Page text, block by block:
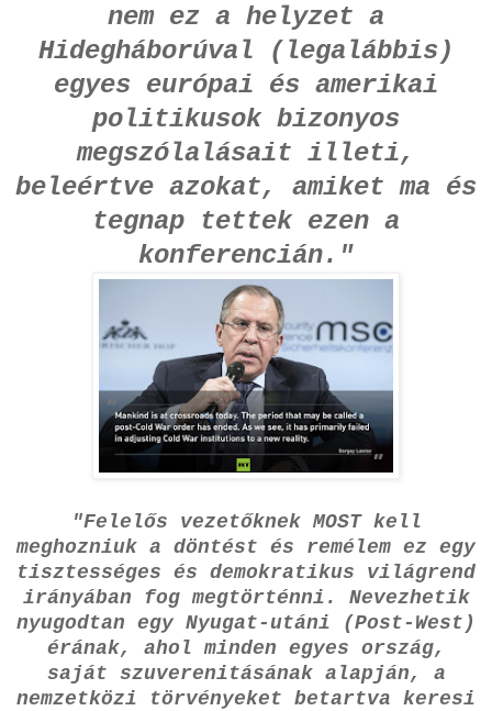
nem ez a helyzet a
Hidegháborúval (legalábbis)
egyes európai és amerikai
politikusok bizonyos
megszólalásait illeti,
beleértve azokat, amiket ma és
tegnap tettek ezen a
konferencián."
"Felelős vezetőknek MOST kell
meghozniuk a döntést és remélem ez egy
tisztességes és demokratikus világrend
irányában fog megtörténni. Nevezhetik
nyugodtan egy Nyugat-utáni (Post-West)
érának, ahol minden egyes ország,
saját szuverenitásának alapján, a
nemzetközi törvényeket betartva keresi